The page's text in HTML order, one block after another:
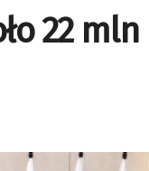
22 mln